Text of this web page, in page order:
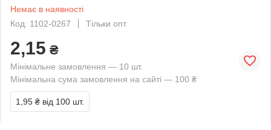
Немає в наявності
Код: 1102-0267
Тільки опт
2,15 ₴
Мінімальне замовлення — 10 шт.
Мінімальна сума замовлення на сайті — 100 ₴
1,95 ₴ від 100 шт.